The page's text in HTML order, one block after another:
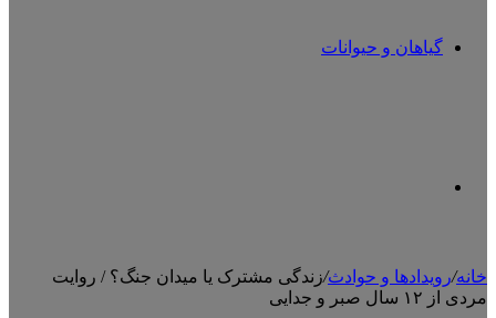
گیاهان و حیوانات
پوسته
خانه/رویدادها و حوادث/زندگی مشترک یا میدان جنگ؟ / روایت
مردی از ۱۲ سال صبر و جدایی